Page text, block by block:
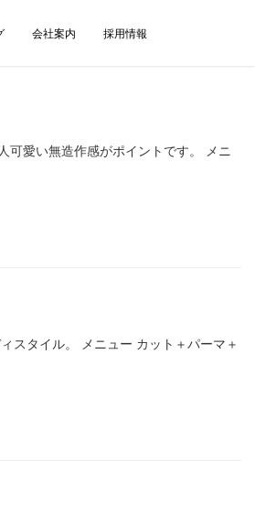
会社案内 採用情報
可愛い無造作感がポイントです。 メニ
スタイル。 メニュー カット＋パーマ＋